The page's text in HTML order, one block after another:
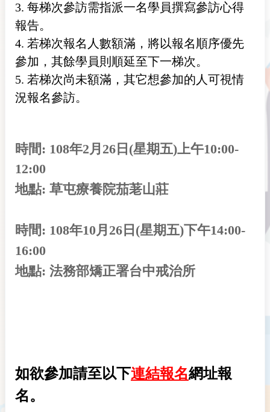
3. 每梯次參訪需指派一名學員撰寫參訪心得
報告。
4. 若梯次報名人數額滿，將以報名順序優先
參加，其餘學員則順延至下一梯次。
5. 若梯次尚未額滿，其它想參加的人可視情
況報名參訪。
時間: 108年2月26日(星期五)上午10:00-
12:00
地點: 草屯療養院茄荖山莊
時間: 108年10月26日(星期五)下午14:00-
16:00
地點: 法務部矯正署台中戒治所
如欲參加請至以下連結報名網址報
名。